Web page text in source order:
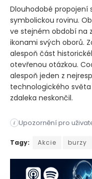
Dlouhodobé propojení
symbolickou rovinu.
ve stejném období na
ikonami svých oborů.
alespoň část
otevřenou otázkou.
alespoň jeden z
technologického
zdaleka neskončil.
i Upozornění pro
Akcie společnosti
Tagy: Akcie burzy